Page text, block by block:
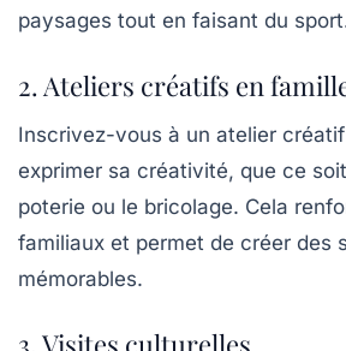
paysages tout en faisant du
2. Ateliers créatifs en
Inscrivez-vous à un atelier créatif
exprimer sa créativité, que ce
poterie ou le bricolage. Cela
familiaux et permet de créer des
mémorables.
3. Visites culturelles